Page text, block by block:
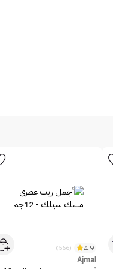
4.9
(566)
Ajmal